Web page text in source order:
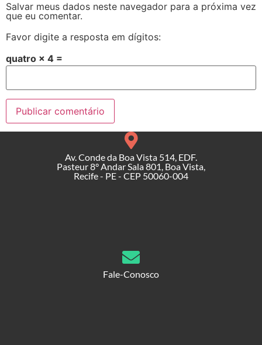
Salvar meus dados neste navegador para a próxima vez
que eu comentar.
Favor digite a resposta em dígitos:
quatro × 4 =
Av. Conde da Boa Vista 514, EDF.
Pasteur 8° Andar Sala 801, Boa Vista,
Recife - PE - CEP 50060-004
Fale-Conosco